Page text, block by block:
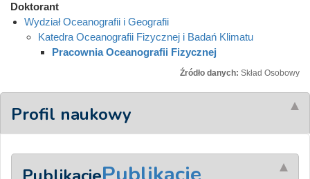
Doktorant
Wydział Oceanografii i Geografii
Katedra Oceanografii Fizycznej i Badań Klimatu
Pracownia Oceanografii Fizycznej
Źródło danych: Skład Osobowy
Profil naukowy